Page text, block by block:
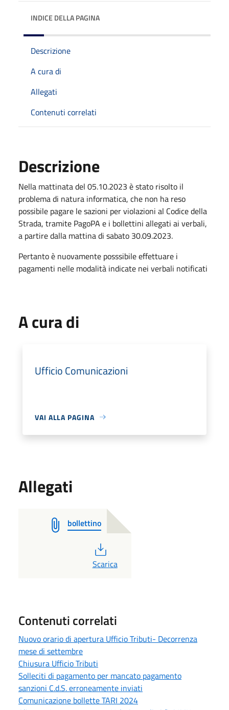
INDICE DELLA PAGINA
Descrizione
A cura di
Allegati
Contenuti correlati
Descrizione
Nella mattinata del 05.10.2023 è stato risolto il
problema di natura informatica, che non ha reso
possibile pagare le sazioni per violazioni al Codice della
Strada, tramite PagoPA e i bollettini allegati ai verbali,
a partire dalla mattina di sabato 30.09.2023.
Pertanto è nuovamente posssibile effettuare i
pagamenti nelle modalità indicate nei verbali notificati
A cura di
Ufficio Comunicazioni
VAI ALLA PAGINA
Allegati
bollettino
PDF
Scarica
Contenuti correlati
Nuovo orario di apertura Ufficio Tributi- Decorrenza
mese di settembre
Chiusura Ufficio Tributi
Solleciti di pagamento per mancato pagamento
sanzioni C.d.S. erroneamente inviati
Comunicazione bollette TARI 2024